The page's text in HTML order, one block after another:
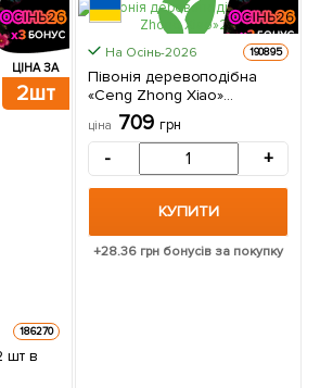
ЦІНА ЗА
2шт
186270
На Осінь-2026 190895
Півонія деревоподібна
«Ceng Zhong Xiao»
(Кореневище) 1 шт в
упаковці
ціна 709 грн
- +
КУПИТИ
+28.36 грн бонусів за покупку